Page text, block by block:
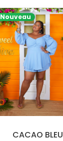
Nouveau
CACAO BLEU